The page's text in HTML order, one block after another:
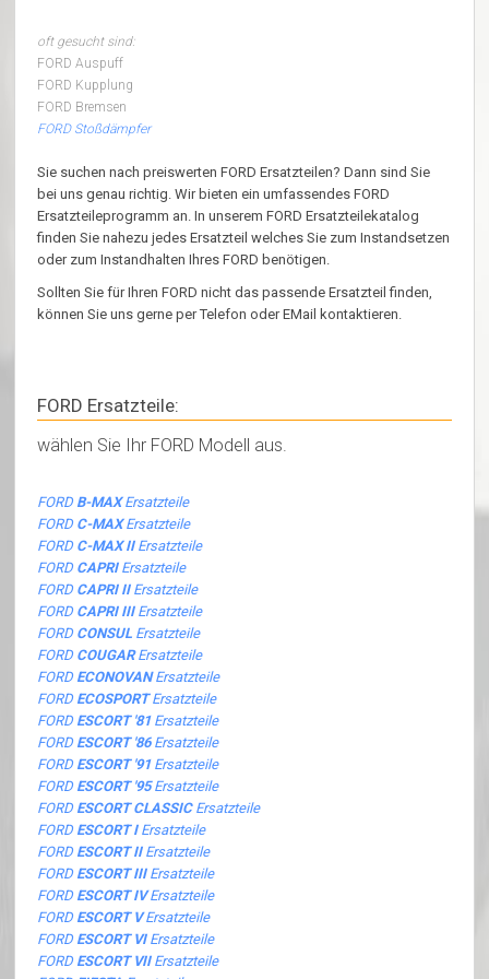
oft gesucht sind:
FORD Auspuff
FORD Kupplung
FORD Bremsen
FORD Stoßdämpfer
Sie suchen nach preiswerten FORD Ersatzteilen? Dann sind Sie
bei uns genau richtig. Wir bieten ein umfassendes FORD
Ersatzteileprogramm an. In unserem FORD Ersatzteilekatalog
finden Sie nahezu jedes Ersatzteil welches Sie zum Instandsetzen
oder zum Instandhalten Ihres FORD benötigen.
Sollten Sie für Ihren FORD nicht das passende Ersatzteil finden,
können Sie uns gerne per Telefon oder EMail kontaktieren.
FORD Ersatzteile:
wählen Sie Ihr FORD Modell aus.
FORD B-MAXErsatzteile
FORD C-MAXErsatzteile
FORD C-MAX IIErsatzteile
FORD CAPRI Ersatzteile
FORD CAPRI IIErsatzteile
FORD CAPRI IIIErsatzteile
FORD CONSUL Ersatzteile
FORD COUGARErsatzteile
FORD ECONOVANErsatzteile
FORD ECOSPORTErsatzteile
FORD ESCORT '81Ersatzteile
FORD ESCORT '86Ersatzteile
FORD ESCORT '91Ersatzteile
FORD ESCORT '95Ersatzteile
FORD ESCORT CLASSIC Ersatzteile
FORD ESCORT IErsatzteile
FORD ESCORT IIErsatzteile
FORD ESCORT IIIErsatzteile
FORD ESCORT IVErsatzteile
FORD ESCORT VErsatzteile
FORD ESCORT VIErsatzteile
FORD ESCORT VIIErsatzteile